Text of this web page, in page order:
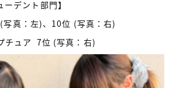
ーデント部門】
真：左)、10位 (写真：右)
チュア 7位 (写真：右)